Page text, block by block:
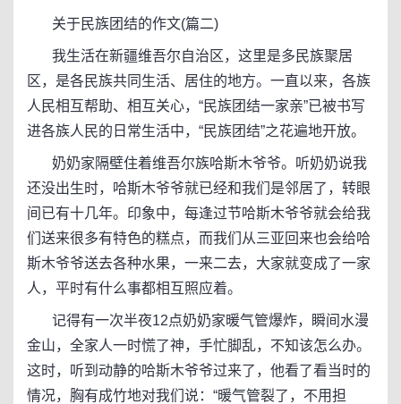
关于民族团结的作文(篇二)
我生活在新疆维吾尔自治区，这里是多民族聚居
区，是各民族共同生活、居住的地方。一直以来，各族
人民相互帮助、相互关心，“民族团结一家亲”已被书写
进各族人民的日常生活中，“民族团结”之花遍地开放。
奶奶家隔壁住着维吾尔族哈斯木爷爷。听奶奶说我
还没出生时，哈斯木爷爷就已经和我们是邻居了，转眼
间已有十几年。印象中，每逢过节哈斯木爷爷就会给我
们送来很多有特色的糕点，而我们从三亚回来也会给哈
斯木爷爷送去各种水果，一来二去，大家就变成了一家
人，平时有什么事都相互照应着。
记得有一次半夜12点奶奶家暖气管爆炸，瞬间水漫
金山，全家人一时慌了神，手忙脚乱，不知该怎么办。
这时，听到动静的哈斯木爷爷过来了，他看了看当时的
情况，胸有成竹地对我们说：“暖气管裂了，不用担